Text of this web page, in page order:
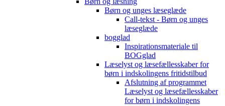
Børn og unges læseglæde
Call-tekst - Børn og unges
læseglæde
bogglad
Inspirationsmateriale til
BOGglad
Læselyst og læsefællesskaber for
børn i indskolingens fritidstilbud
Afslutning af programmet
Læselyst og læsefællesskaber
for børn i indskolingens